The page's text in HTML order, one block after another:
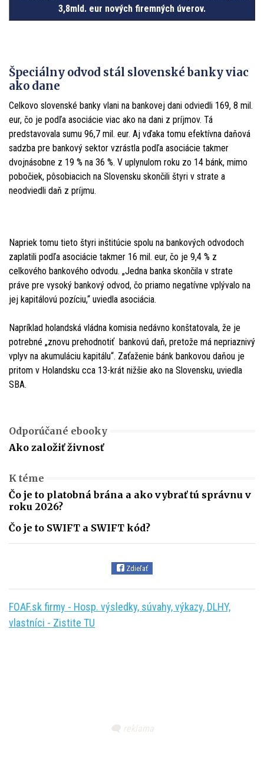
3,8mld. eur nových firemných úverov.
Špeciálny odvod stál slovenské banky viac
ako dane
Celkovo slovenské banky vlani na bankovej dani odviedli 169, 8 mil.
eur, čo je podľa asociácie viac ako na dani z príjmov. Tá
predstavovala sumu 96,7 mil. eur. Aj vďaka tomu efektívna daňová
sadzba pre bankový sektor vzrástla podľa asociácie takmer
dvojnásobne z 19 % na 36 %. V uplynulom roku zo 14 bánk, mimo
pobočiek, pôsobiacich na Slovensku skončili štyri v strate a
neodviedli daň z príjmu.
Napriek tomu tieto štyri inštitúcie spolu na bankových odvodoch
zaplatili podľa asociácie takmer 16 mil. eur, čo je 9,4 % z
celkového bankového odvodu. „Jedna banka skončila v strate
práve pre vysoký bankový odvod, čo priamo negatívne vplývalo na
jej kapitálovú pozíciu,“ uviedla asociácia.
Napríklad holandská vládna komisia nedávno konštatovala, že je
potrebné „znovu prehodnotiť bankovú daň, pretože má nepriaznivý
vplyv na akumuláciu kapitálu“. Zaťaženie bánk bankovou daňou je
pritom v Holandsku cca 13-krát nižšie ako na Slovensku, uviedla
SBA.
Odporúčané ebooky
Ako založiť živnosť
K téme
Čo je to platobná brána a ako vybrať tú správnu v
roku 2026?
Čo je to SWIFT a SWIFT kód?
Zdieľať
FOAF.sk firmy - Hosp. výsledky, súvahy, výkazy, DLHY,
vlastníci - Zistite TU